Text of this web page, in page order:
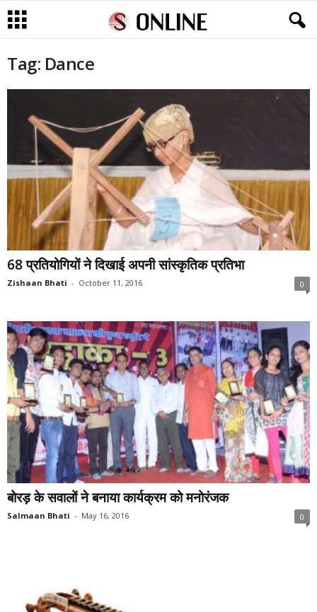
Tag: Dance
68 प्रतियोगियों ने दिखाई अपनी सांस्कृतिक प्रतिभा
Zishaan Bhati - October 11, 2016 0
बोरड़ के सवालों ने बनाया कार्यक्रम को मनोरंजक
Salmaan Bhati - May 16, 2016 0